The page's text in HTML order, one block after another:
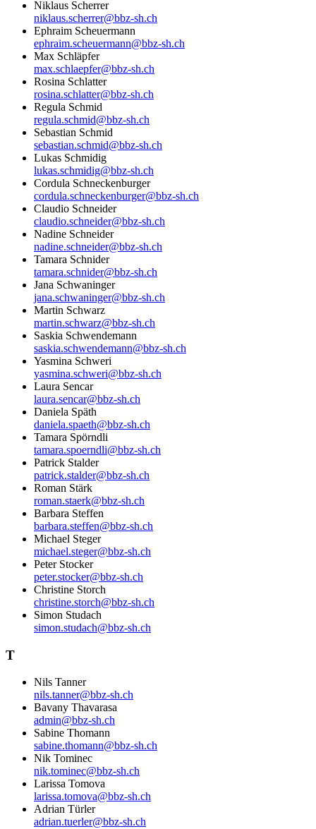
Niklaus Scherrer
niklaus.scherrer@bbz-sh.ch
Ephraim Scheuermann
ephraim.scheuermann@bbz-sh.ch
Max Schläpfer
max.schlaepfer@bbz-sh.ch
Rosina Schlatter
rosina.schlatter@bbz-sh.ch
Regula Schmid
regula.schmid@bbz-sh.ch
Sebastian Schmid
sebastian.schmid@bbz-sh.ch
Lukas Schmidig
lukas.schmidig@bbz-sh.ch
Cordula Schneckenburger
cordula.schneckenburger@bbz-sh.ch
Claudio Schneider
claudio.schneider@bbz-sh.ch
Nadine Schneider
nadine.schneider@bbz-sh.ch
Tamara Schnider
tamara.schnider@bbz-sh.ch
Jana Schwaninger
jana.schwaninger@bbz-sh.ch
Martin Schwarz
martin.schwarz@bbz-sh.ch
Saskia Schwendemann
saskia.schwendemann@bbz-sh.ch
Yasmina Schweri
yasmina.schweri@bbz-sh.ch
Laura Sencar
laura.sencar@bbz-sh.ch
Daniela Späth
daniela.spaeth@bbz-sh.ch
Tamara Spörndli
tamara.spoerndli@bbz-sh.ch
Patrick Stalder
patrick.stalder@bbz-sh.ch
Roman Stärk
roman.staerk@bbz-sh.ch
Barbara Steffen
barbara.steffen@bbz-sh.ch
Michael Steger
michael.steger@bbz-sh.ch
Peter Stocker
peter.stocker@bbz-sh.ch
Christine Storch
christine.storch@bbz-sh.ch
Simon Studach
simon.studach@bbz-sh.ch
T
Nils Tanner
nils.tanner@bbz-sh.ch
Bavany Thavarasa
admin@bbz-sh.ch
Sabine Thomann
sabine.thomann@bbz-sh.ch
Nik Tominec
nik.tominec@bbz-sh.ch
Larissa Tomova
larissa.tomova@bbz-sh.ch
Adrian Türler
adrian.tuerler@bbz-sh.ch